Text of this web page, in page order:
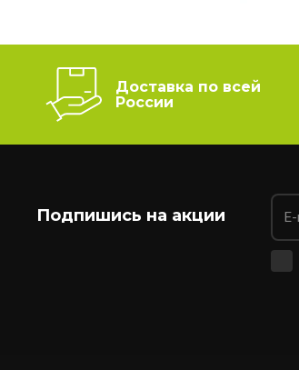
Доставка по всей
России
Подпишись на акции